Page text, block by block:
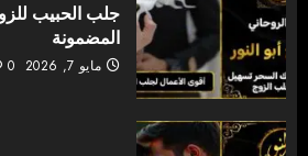
جلب الحبيب
المضمونة
مايو 7, 2026 0